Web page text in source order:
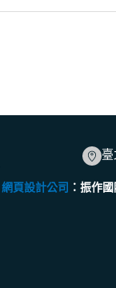
網頁設計公司 ：振作